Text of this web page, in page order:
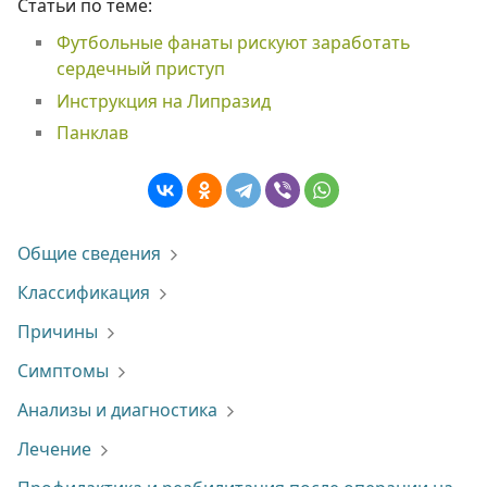
Статьи по теме:
Футбольные фанаты рискуют заработать
сердечный приступ
Инструкция на Липразид
Панклав
Общие сведения
Классификация
Причины
Симптомы
Анализы и диагностика
Лечение